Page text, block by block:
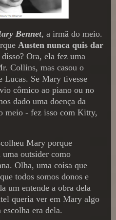
Bennet, a irmã do meio.
Austen nunca quis dar
Ora, ela fez uma
Collins, mas casou o
Lucas. Se Mary tivesse
cômico ao piano ou no
dado uma doença da
meio - fez isso com Kitty,
Mary porque
uma outsider como
Olha, uma coisa que
todos somos donos e
um entende a obra dela
queria ver em Mary algo
era dela.